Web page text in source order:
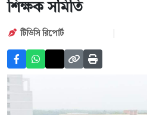
শিক্ষক সমিতি
টিডিসি রিপোর্ট